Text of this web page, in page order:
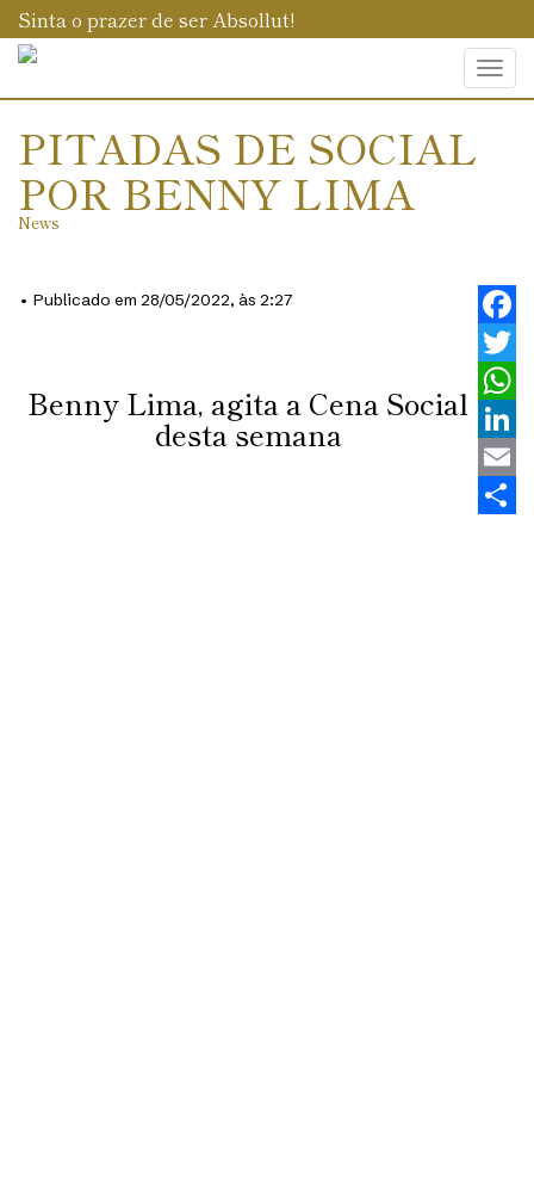
Sinta o prazer de ser Absollut!
PITADAS DE SOCIAL
POR BENNY LIMA
News
• Publicado em 28/05/2022, às 2:27
Email
Benny Lima, agita a Cena Social
desta semana